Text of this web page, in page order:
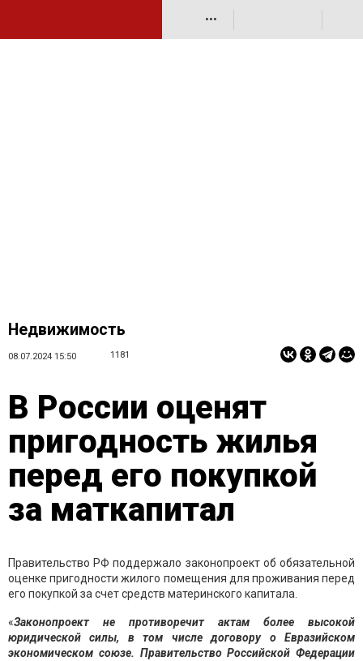
•••
Недвижимость
08.07.2024 15:50 1181
В России оценят
пригодность жилья
перед его покупкой
за маткапитал
Правительство РФ поддержало законопроект об обязательной
оценке пригодности жилого помещения для проживания перед
его покупкой за счет средств материнского капитала.
«Законопроект не противоречит актам более высокой
юридической силы, в том числе договору о Евразийском
экономическом союзе. Правительство Российской Федерации